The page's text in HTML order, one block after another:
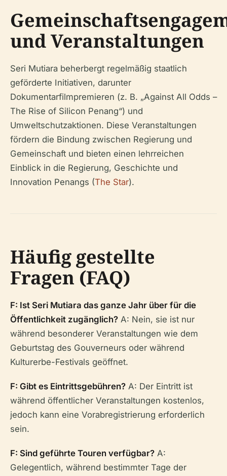
und Veranstaltungen
Seri Mutiara beherbergt regelmäßig staatlich
geförderte Initiativen, darunter
Dokumentarfilmpremieren (z. B. „Against All Odds –
The Rise of Silicon Penang“) und
Umweltschutzaktionen. Diese Veranstaltungen
fördern die Bindung zwischen Regierung und
Gemeinschaft und bieten einen lehrreichen
Einblick in die Regierung, Geschichte und
Innovation Penangs (The Star).
Häufig gestellte
Fragen (FAQ)
F: Ist Seri Mutiara das ganze Jahr über für die
Öffentlichkeit zugänglich? A: Nein, sie ist nur
während besonderer Veranstaltungen wie dem
Geburtstag des Gouverneurs oder während
Kulturerbe-Festivals geöffnet.
F: Gibt es Eintrittsgebühren? A: Der Eintritt ist
während öffentlicher Veranstaltungen kostenlos,
jedoch kann eine Vorabregistrierung erforderlich
sein.
F: Sind geführte Touren verfügbar? A:
Gelegentlich, während bestimmter Tage der